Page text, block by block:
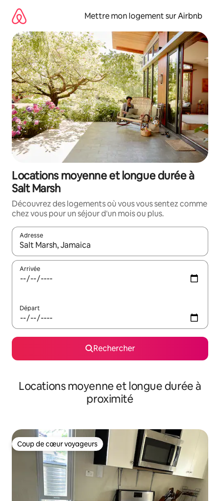
directement
contenu
Mettre mon logement sur Airbnb
Locations moyenne et longue durée à
Salt Marsh
Découvrez des logements où vous vous sentez comme
chez vous pour un séjour d'un mois ou plus.
Adresse
Lorsque les résultats s'affichent, utilisez les flèches vers le
Arrivée
Départ
Rechercher
Locations moyenne et longue durée à
proximité
Coup de cœur voyageurs
Coup de cœur voyageurs